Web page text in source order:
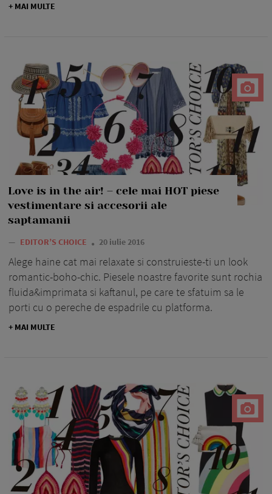
+ MAI MULTE
Love is in the air! – cele mai HOT piese
vestimentare si accesorii ale
saptamanii
— EDITOR’S CHOICE 20 iulie 2016
Alege haine cat mai relaxate si construieste-ti un look
romantic-boho-chic. Piesele noastre favorite sunt rochia
fluida&imprimata si kaftanul, pe care te sfatuim sa le
porti cu o pereche de espadrile cu platforma.
+ MAI MULTE